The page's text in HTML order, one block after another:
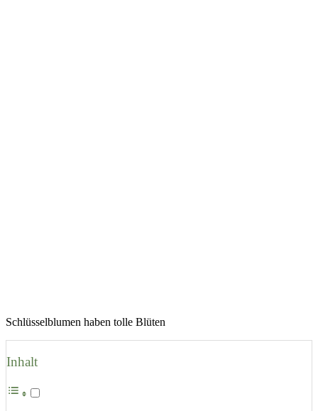
Schlüsselblumen haben tolle Blüten
Inhalt